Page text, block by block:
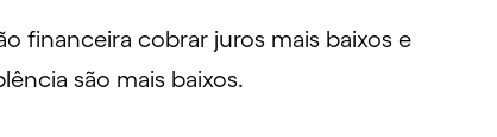
financeira cobrar juros mais baixos e
são mais baixos.